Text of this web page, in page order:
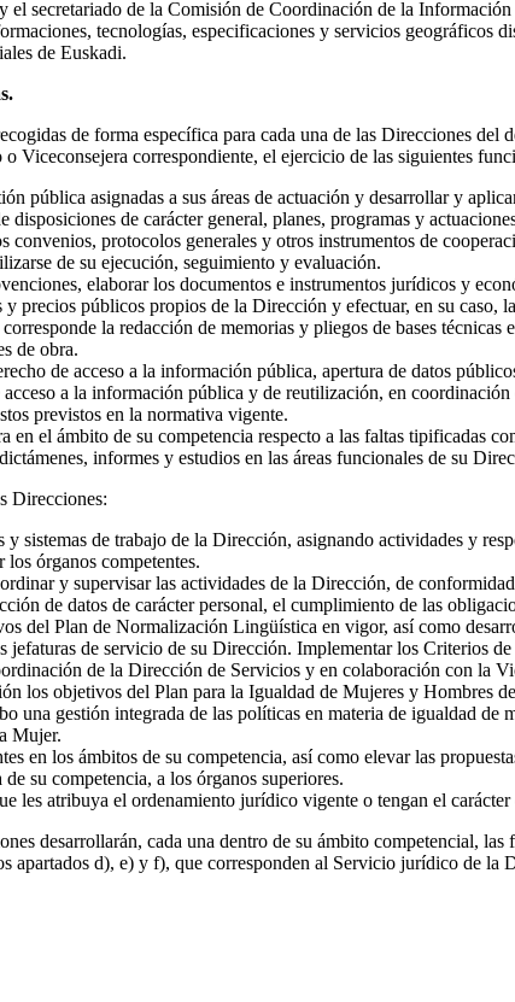
el secretariado de la Comisión de Coordinación de la
tecnologías, especificaciones y servicios geográficos
de Euskadi.
de forma específica para cada una de las Direcciones
Viceconsejera correspondiente, el ejercicio de las siguientes
pública asignadas a sus áreas de actuación y desarrollar y
disposiciones de carácter general, planes, programas y
convenios, protocolos generales y otros instrumentos de
de su ejecución, seguimiento y evaluación.
elaborar los documentos e instrumentos jurídicos y
y precios públicos propios de la Dirección y efectuar, en su caso,
la redacción de memorias y pliegos de bases
de obra.
de acceso a la información pública, apertura de datos
a la información pública y de reutilización, en
previstos en la normativa vigente.
en el ámbito de su competencia respecto a las faltas tipificadas
informes y estudios en las áreas funcionales de su
Direcciones:
sistemas de trabajo de la Dirección, asignando actividades y
los órganos competentes.
y supervisar las actividades de la Dirección, de
de datos de carácter personal, el cumplimiento de las
del Plan de Normalización Lingüística en vigor, así como
jefaturas de servicio de su Dirección. Implementar los Criterios
de la Dirección de Servicios y en colaboración con la
los objetivos del Plan para la Igualdad de Mujeres y Hombres
una gestión integrada de las políticas en materia de igualdad
Mujer.
en los ámbitos de su competencia, así como elevar las
su competencia, a los órganos superiores.
les atribuya el ordenamiento jurídico vigente o tengan el
desarrollarán, cada una dentro de su ámbito competencial,
apartados d), e) y f), que corresponden al Servicio jurídico de la